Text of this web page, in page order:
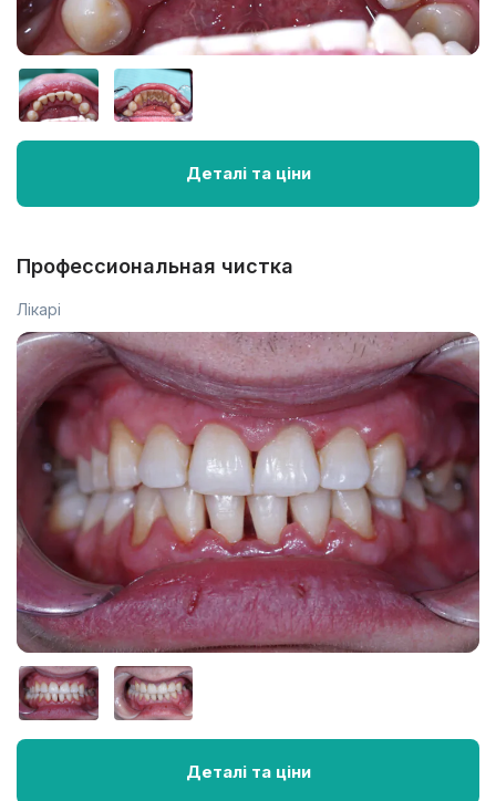
Деталі та ціни
Профессиональная чистка
Лікарі
Деталі та ціни